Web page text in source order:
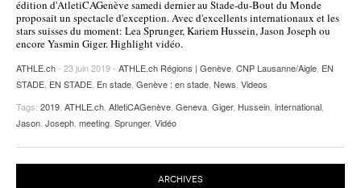
POURQUOI ATHLE.CH ?
ATHLE.CH RÉGIONS | VAUD
HIGHLIGHTS
édition d'AtletiCAGenève samedi dernier au Stade-du-Bout du Monde
proposait un spectacle d'exception. Avec d'excellents internationaux et les
stars suisses du moment: Lea Sprunger, Kariem Hussein, Jason Joseph ou
encore Yasmin Giger. Highlight vidéo.
ATHLE.ch- 23 juin 2019 - ATHLE.ch Régions | Genève CNP Lausanne/Aigle EN
STADE EN STADE En stade Genève : en stade News Videos
Tags: 2019 ATHLE.ch AtletiCAGenève Geneva Giger, Hussein international
Jason Joseph meeting Sprunger, Vidéo
ARCHIVES